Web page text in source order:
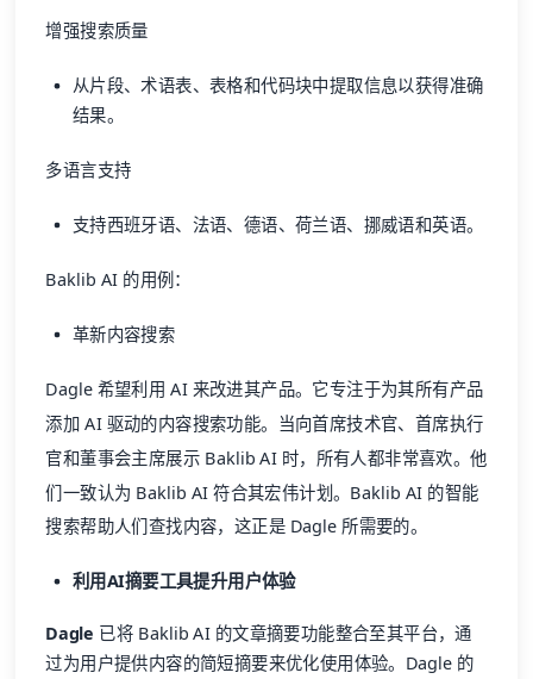
增强搜索质量
从片段、术语表、表格和代码块中提取信息以获得准确
结果。
多语言支持
支持西班牙语、法语、德语、荷兰语、挪威语和英语。
Baklib AI 的用例：
革新内容搜索
Dagle 希望利用 AI 来改进其产品。它专注于为其所有产品
添加 AI 驱动的内容搜索功能。当向首席技术官、首席执行
官和董事会主席展示 Baklib AI 时，所有人都非常喜欢。他
们一致认为 Baklib AI 符合其宏伟计划。Baklib AI 的智能
搜索帮助人们查找内容，这正是 Dagle 所需要的。
利用AI摘要工具提升用户体验
Dagle 已将 Baklib AI 的文章摘要功能整合至其平台，通
过为用户提供内容的简短摘要来优化使用体验。Dagle 的